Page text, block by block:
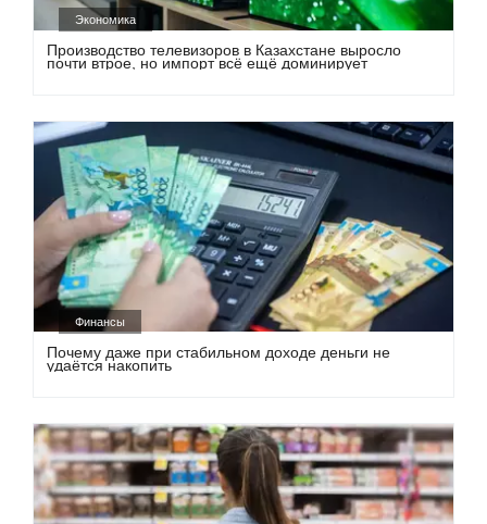
Экономика
Производство телевизоров в Казахстане выросло
почти втрое, но импорт всё ещё доминирует
Финансы
Почему даже при стабильном доходе деньги не
удаётся накопить